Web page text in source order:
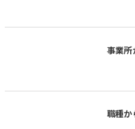
事業所
職種か